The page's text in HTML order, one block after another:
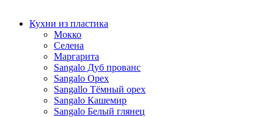
Кухни из пластика
Мокко
Селена
Маргарита
Sangalo Дуб прованс
Sangalo Орех
Sangallo Тёмный орех
Sangalo Кашемир
Sangalo Белый глянец